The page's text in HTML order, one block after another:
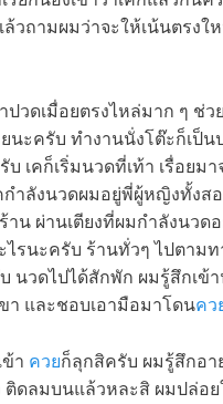
วถามผมว่าจะให้เน้นตรงใ
ปวดเมื่อยตรงไหล่มาก ๆ ช่ว
นะครับ ทำงานนั่งโต๊ะก็เป็น
บ เคก็เริ่มนวดที่เท้า เรื่อยม
กำลังนวดผมอยู่พี่ผู้หญิงทั้งส
าน ผ่านเตียงที่ผมกำลังนวด
ไรนะครับ ร้านทั่วๆ ไปตาม
นวดไปได้สักพัก ผมรู้สึกเข้า
า และชอบเอามือมาโดนคว
า ควยก็ลุกสิครับ ผมรู้สึกอา
ดลมบนแล้วหละสิ ผมปล่อย